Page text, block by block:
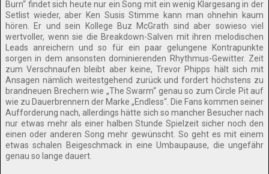
Burn“ findet sich heute nur ein Song mit ein wenig Klargesang in der
Setlist wieder, aber Ken Susis Stimme kann man ohnehin kaum
hören. Er und sein Kollege Buz McGrath sind aber sowieso viel
wertvoller, wenn sie die Breakdown-Salven mit ihren melodischen
Leads anreichern und so für ein paar gelungene Kontrapunkte
sorgen in dem ansonsten dominierenden Rhythmus-Gewitter. Zeit
zum Verschnaufen bleibt aber keine, Trevor Phipps hält sich mit
Ansagen nämlich weitestgehend zurück und fordert höchstens zu
brandneuen Brechern wie „The Swarm“ genau so zum Circle Pit auf
wie zu Dauerbrennern der Marke „Endless“. Die Fans kommen seiner
Aufforderung nach, allerdings hätte sich so mancher Besucher nach
nur etwas mehr als einer halben Stunde Spielzeit sicher noch den
einen oder anderen Song mehr gewünscht. So geht es mit einem
etwas schalen Beigeschmack in eine Umbaupause, die ungefähr
genau so lange dauert.